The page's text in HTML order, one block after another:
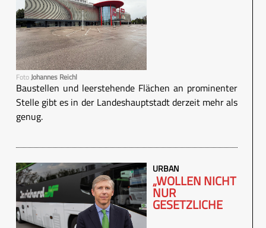
FotoJohannes Reichl
Baustellen und leerstehende Flächen an prominenter
Stelle gibt es in der Landeshauptstadt derzeit mehr als
genug.
URBAN
„WOLLEN NICHT
NUR
GESETZLICHE